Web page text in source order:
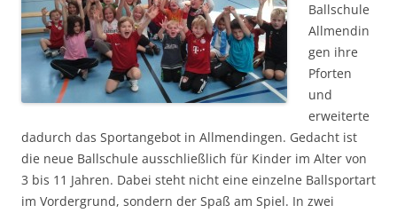
Ballschule
Allmendin
gen ihre
Pforten
und
erweiterte
dadurch das Sportangebot in Allmendingen. Gedacht ist
die neue Ballschule ausschließlich für Kinder im Alter von
3 bis 11 Jahren. Dabei steht nicht eine einzelne Ballsportart
im Vordergrund, sondern der Spaß am Spiel. In zwei